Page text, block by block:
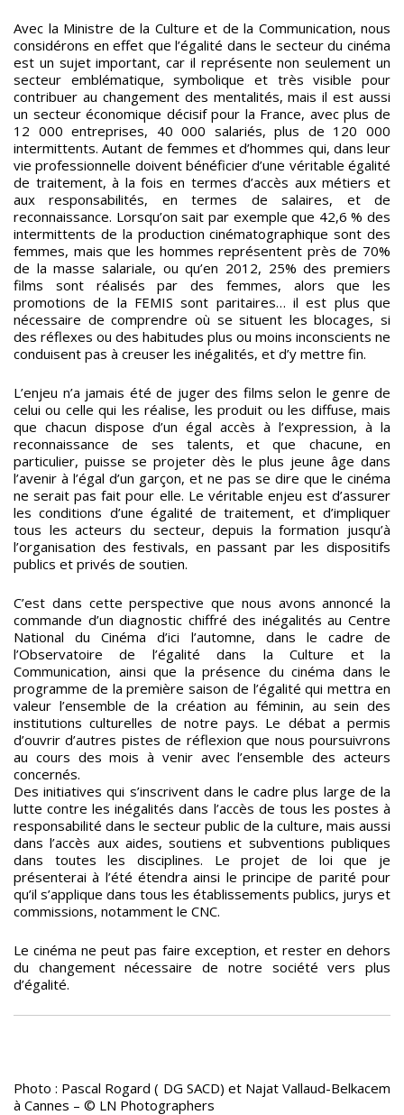
Avec la Ministre de la Culture et de la Communication, nous
considérons en effet que l’égalité dans le secteur du cinéma
est un sujet important, car il représente non seulement un
secteur emblématique, symbolique et très visible pour
contribuer au changement des mentalités, mais il est aussi
un secteur économique décisif pour la France, avec plus de
12 000 entreprises, 40 000 salariés, plus de 120 000
intermittents. Autant de femmes et d’hommes qui, dans leur
vie professionnelle doivent bénéficier d’une véritable égalité
de traitement, à la fois en termes d’accès aux métiers et
aux responsabilités, en termes de salaires, et de
reconnaissance. Lorsqu’on sait par exemple que 42,6 % des
intermittents de la production cinématographique sont des
femmes, mais que les hommes représentent près de 70%
de la masse salariale, ou qu’en 2012, 25% des premiers
films sont réalisés par des femmes, alors que les
promotions de la FEMIS sont paritaires… il est plus que
nécessaire de comprendre où se situent les blocages, si
des réflexes ou des habitudes plus ou moins inconscients ne
conduisent pas à creuser les inégalités, et d’y mettre fin.
L’enjeu n’a jamais été de juger des films selon le genre de
celui ou celle qui les réalise, les produit ou les diffuse, mais
que chacun dispose d’un égal accès à l’expression, à la
reconnaissance de ses talents, et que chacune, en
particulier, puisse se projeter dès le plus jeune âge dans
l’avenir à l’égal d’un garçon, et ne pas se dire que le cinéma
ne serait pas fait pour elle. Le véritable enjeu est d’assurer
les conditions d’une égalité de traitement, et d’impliquer
tous les acteurs du secteur, depuis la formation jusqu’à
l’organisation des festivals, en passant par les dispositifs
publics et privés de soutien.
C’est dans cette perspective que nous avons annoncé la
commande d’un diagnostic chiffré des inégalités au Centre
National du Cinéma d’ici l’automne, dans le cadre de
l’Observatoire de l’égalité dans la Culture et la
Communication, ainsi que la présence du cinéma dans le
programme de la première saison de l’égalité qui mettra en
valeur l’ensemble de la création au féminin, au sein des
institutions culturelles de notre pays. Le débat a permis
d’ouvrir d’autres pistes de réflexion que nous poursuivrons
au cours des mois à venir avec l’ensemble des acteurs
concernés.
Des initiatives qui s’inscrivent dans le cadre plus large de la
lutte contre les inégalités dans l’accès de tous les postes à
responsabilité dans le secteur public de la culture, mais aussi
dans l’accès aux aides, soutiens et subventions publiques
dans toutes les disciplines. Le projet de loi que je
présenterai à l’été étendra ainsi le principe de parité pour
qu’il s’applique dans tous les établissements publics, jurys et
commissions, notamment le CNC.
Le cinéma ne peut pas faire exception, et rester en dehors
du changement nécessaire de notre société vers plus
d’égalité.
Photo : Pascal Rogard ( DG SACD) et Najat Vallaud-Belkacem
à Cannes – © LN Photographers